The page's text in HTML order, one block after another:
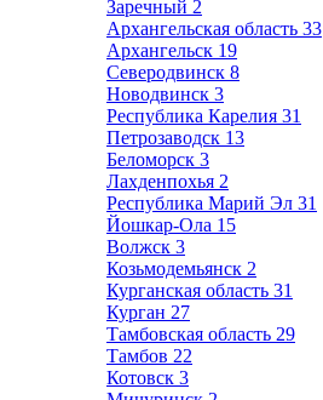
Заречный 2
Архангельская область 33
Архангельск 19
Северодвинск 8
Новодвинск 3
Республика Карелия 31
Петрозаводск 13
Беломорск 3
Лахденпохья 2
Республика Марий Эл 31
Йошкар-Ола 15
Волжск 3
Козьмодемьянск 2
Курганская область 31
Курган 27
Тамбовская область 29
Тамбов 22
Котовск 3